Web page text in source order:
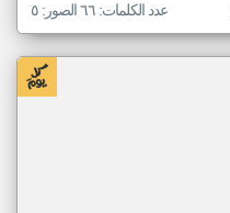
عدد الكلمات: ٦٦ الصور: ٥